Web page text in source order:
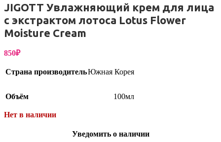
JIGOTT Увлажняющий крем для лица
с экстрактом лотоса Lotus Flower
Moisture Cream
850₽
Страна производительЮжная Корея
Объём 100мл
Нет в наличии
Уведомить о наличии